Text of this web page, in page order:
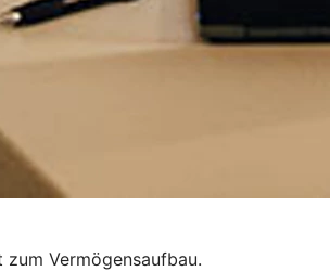
Vermögensaufbau.